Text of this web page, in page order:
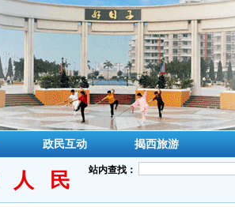
政民互动 揭西旅游
民 站内查找：